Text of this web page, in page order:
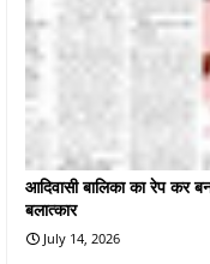
आदिवासी बालिका का रेप कर
बलात्कार
July 14, 2026